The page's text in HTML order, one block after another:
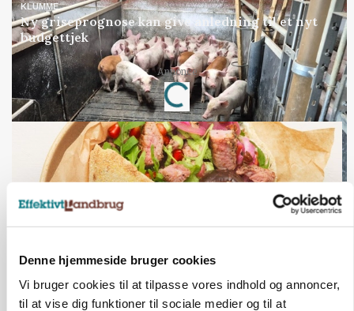
Denne hjemmeside bruger cookies
Vi bruger cookies til at tilpasse vores indhold og annoncer,
til at vise dig funktioner til sociale medier og til at
KLUMME
Ny griseprognose kan give anledning til et nyt
budgettjek
Annonce
Loading...